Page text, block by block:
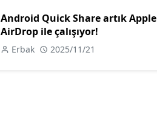
Android Quick Share artık Apple
AirDrop ile çalışıyor!
Erbak 2025/11/21